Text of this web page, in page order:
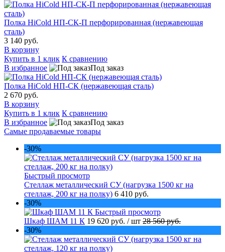
Полка HiCold НП-СК-П перфорированная (нержавеющая
сталь)
3 140 руб.
В корзину
Купить в 1 клик К сравнению
В избранное
Под заказ
Полка HiCold НП-СК (нержавеющая сталь)
2 670 руб.
В корзину
Купить в 1 клик К сравнению
В избранное
Под заказ
Самые продаваемые товары
-30%
Быстрый просмотр
Стеллаж металлический СУ (нагрузка 1500 кг на
стеллаж, 200 кг на полку) 6 410 руб.
-30%
Быстрый просмотр
Шкаф ШАМ 11 К 19 620 руб. / шт 28 560 руб.
-30%